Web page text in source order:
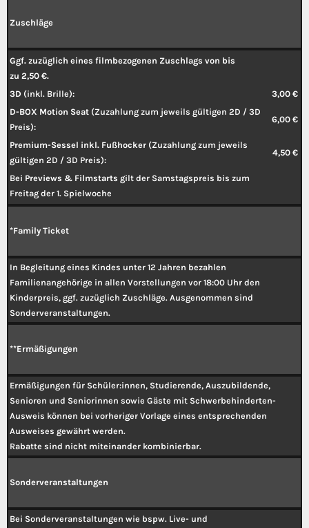
Zuschläge
Ggf. zuzüglich eines filmbezogenen Zuschlags von bis
zu 2,50 €.
3D (inkl. Brille):
3,00 €
D-BOX Motion Seat (Zuzahlung zum jeweils gültigen 2D / 3D
Preis):
6,00 €
Premium-Sessel inkl. Fußhocker (Zuzahlung zum jeweils
gültigen 2D / 3D Preis):
4,50 €
Bei Previews & Filmstarts gilt der Samstagspreis bis zum
Freitag der 1. Spielwoche
*Family Ticket
In Begleitung eines Kindes unter 12 Jahren bezahlen
Familienangehörige in allen Vorstellungen vor 18:00 Uhr den
Kinderpreis, ggf. zuzüglich Zuschläge. Ausgenommen sind
Sonderveranstaltungen.
**Ermäßigungen
Ermäßigungen für Schüler:innen, Studierende, Auszubildende,
Senioren und Seniorinnen sowie Gäste mit Schwerbehinderten-
Ausweis können bei vorheriger Vorlage eines entsprechenden
Ausweises gewährt werden.
Rabatte sind nicht miteinander kombinierbar.
Sonderveranstaltungen
Bei Sonderveranstaltungen wie bspw. Live- und